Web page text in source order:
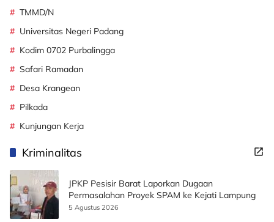
TMMD/N
Universitas Negeri Padang
Kodim 0702 Purbalingga
Safari Ramadan
Desa Krangean
Pilkada
Kunjungan Kerja
Kriminalitas
JPKP Pesisir Barat Laporkan Dugaan
Permasalahan Proyek SPAM ke Kejati Lampung
5 Agustus 2026